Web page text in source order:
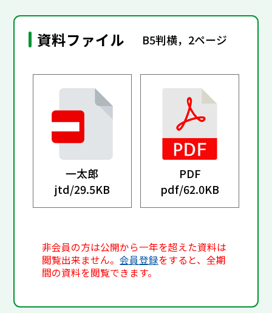
資料ファイル B5判横，2ページ
一太郎
jtd/29.5KB
PDF
pdf/62.0KB
非会員の方は公開から一年を超えた資料は
閲覧出来ません。会員登録をすると、全期
間の資料を閲覧できます。